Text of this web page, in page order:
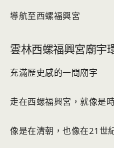
導航至西螺福興宮
雲林西螺福興宮廟宇
充滿歷史感的一間廟宇
走在西螺福興宮，就像是
像是在清朝，也像在21世